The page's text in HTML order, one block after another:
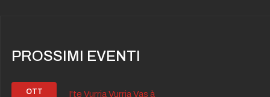
PROSSIMI EVENTI
OTT I'te Vurria Vurria Vas à